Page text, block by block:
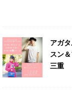
アガ
スン
三重